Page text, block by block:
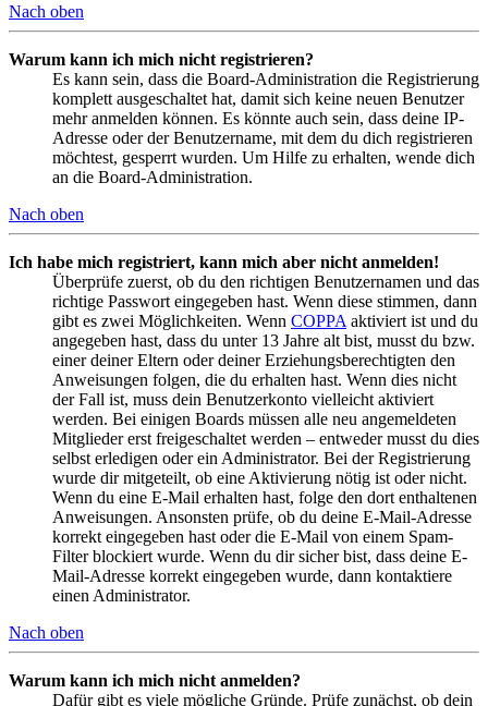
Nach oben
Warum kann ich mich nicht registrieren?
Es kann sein, dass die Board-Administration die Registrierung
komplett ausgeschaltet hat, damit sich keine neuen Benutzer
mehr anmelden können. Es könnte auch sein, dass deine IP-
Adresse oder der Benutzername, mit dem du dich registrieren
möchtest, gesperrt wurden. Um Hilfe zu erhalten, wende dich
an die Board-Administration.
Nach oben
Ich habe mich registriert, kann mich aber nicht anmelden!
Überprüfe zuerst, ob du den richtigen Benutzernamen und das
richtige Passwort eingegeben hast. Wenn diese stimmen, dann
gibt es zwei Möglichkeiten. Wenn COPPA aktiviert ist und du
angegeben hast, dass du unter 13 Jahre alt bist, musst du bzw.
einer deiner Eltern oder deiner Erziehungsberechtigten den
Anweisungen folgen, die du erhalten hast. Wenn dies nicht
der Fall ist, muss dein Benutzerkonto vielleicht aktiviert
werden. Bei einigen Boards müssen alle neu angemeldeten
Mitglieder erst freigeschaltet werden – entweder musst du dies
selbst erledigen oder ein Administrator. Bei der Registrierung
wurde dir mitgeteilt, ob eine Aktivierung nötig ist oder nicht.
Wenn du eine E-Mail erhalten hast, folge den dort enthaltenen
Anweisungen. Ansonsten prüfe, ob du deine E-Mail-Adresse
korrekt eingegeben hast oder die E-Mail von einem Spam-
Filter blockiert wurde. Wenn du dir sicher bist, dass deine E-
Mail-Adresse korrekt eingegeben wurde, dann kontaktiere
einen Administrator.
Nach oben
Warum kann ich mich nicht anmelden?
Dafür gibt es viele mögliche Gründe. Prüfe zunächst, ob dein